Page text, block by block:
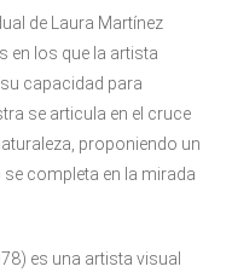
de Laura Martínez
en los que la artista
capacidad para
se articula en el cruce
proponiendo un
completa en la mirada
es una artista visual